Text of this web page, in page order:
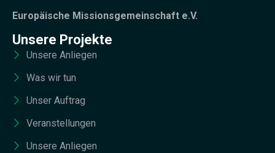
Europäische Missionsgemeinschaft e.V.
Unsere Projekte
Unsere Anliegen
Was wir tun
Unser Auftrag
Veranstellungen
Unsere Anliegen